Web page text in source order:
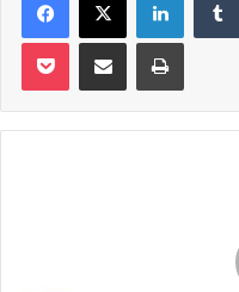
Pocket E-Posta ile paylaş Yazdır